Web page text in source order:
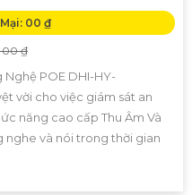
00 ₫
00 ₫
POE DHI-HY-
vời cho việc giám sát an
năng cao cấp Thu Âm Và
nghe và nói trong thời gian